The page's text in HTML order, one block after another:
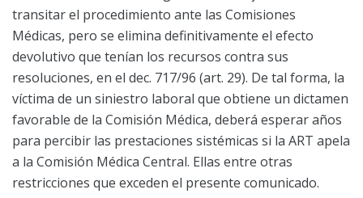
transitar el procedimiento ante las Comisiones
Médicas, pero se elimina definitivamente el efecto
devolutivo que tenían los recursos contra sus
resoluciones, en el dec. 717/96 (art. 29). De tal forma, la
víctima de un siniestro laboral que obtiene un dictamen
favorable de la Comisión Médica, deberá esperar años
para percibir las prestaciones sistémicas si la ART apela
a la Comisión Médica Central. Ellas entre otras
restricciones que exceden el presente comunicado.